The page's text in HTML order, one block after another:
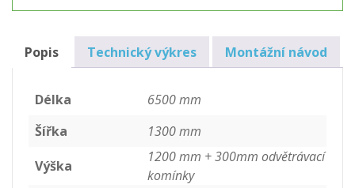
osob
Popis Technický výkres Montážní návod
Délka
6500 mm
Šířka
1300 mm
Výška
1200 mm + 300mm odvětrávací
komínky